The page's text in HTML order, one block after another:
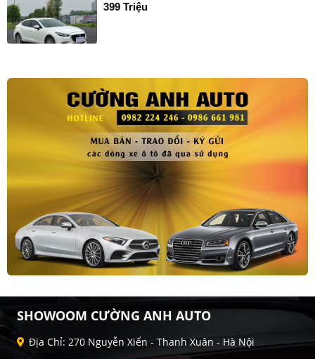
399 Triệu
SHOWOOM CƯỜNG ANH AUTO
Địa Chỉ: 270 Nguyễn Xiển - Thanh Xuân - Hà Nội